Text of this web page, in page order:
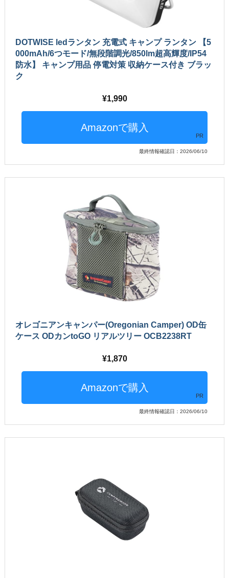
DOTWISE ledランタン 充電式 キャンプ ランタン 【5
000mAh/6つモード/無段階調光/850lm超高輝度/IP54
防水】 キャンプ用品 停電対策 収納ケース付き ブラッ
ク
1,990
PR
最終情報確認日：2026/06/10
オレゴニアンキャンパー(Oregonian Camper) OD缶
ケース ODカンtoGO リアルツリー OCB2238RT
1,870
PR
最終情報確認日：2026/06/10